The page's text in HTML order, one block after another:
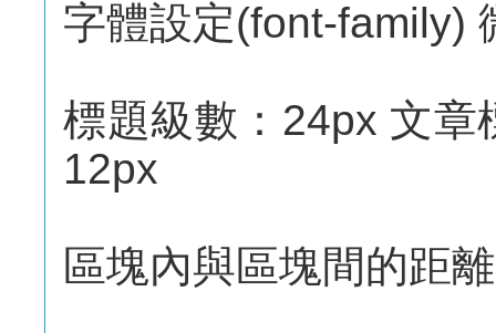
字體設定(font-family)
標題級數：24px 文章
12px
區塊內與區塊間的距